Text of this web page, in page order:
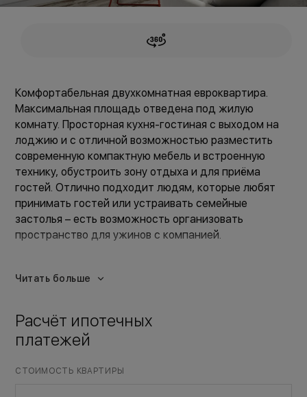
Комфортабельная двухкомнатная евроквартира.
Максимальная площадь отведена под жилую
комнату. Просторная кухня-гостиная с выходом на
лоджию и с отличной возможностью разместить
современную компактную мебель и встроенную
технику, обустроить зону отдыха и для приёма
гостей. Отлично подходит людям, которые любят
принимать гостей или устраивать семейные
застолья – есть возможность организовать
пространство для ужинов с компанией.
большая жилая комната
Читать больше
Расчёт ипотечных
платежей
СТОИМОСТЬ КВАРТИРЫ